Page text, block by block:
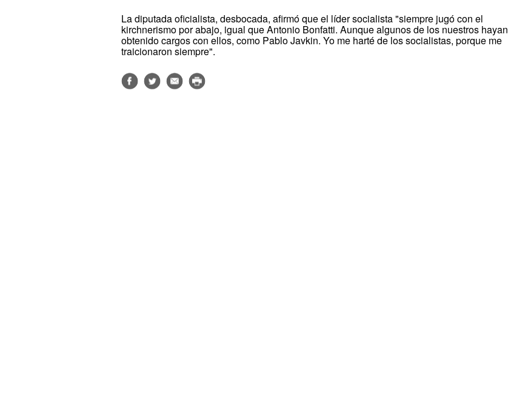
La diputada oficialista, desbocada, afirmó que el líder socialista "siempre jugó con el
kirchnerismo por abajo, igual que Antonio Bonfatti. Aunque algunos de los nuestros hayan
obtenido cargos con ellos, como Pablo Javkin. Yo me harté de los socialistas, porque me
traicionaron siempre".